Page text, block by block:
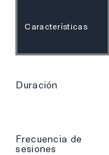
Características
Duración
Frecuencia de
sesiones